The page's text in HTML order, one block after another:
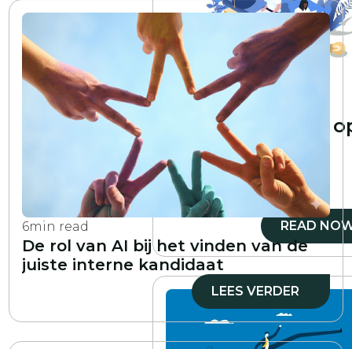
6min read
De rol van AI bij het vinden van de
juiste interne kandidaat
LEES VERDER
min read
Hoe word je een
vaardigheden
gebaseerde
organisatie
READ